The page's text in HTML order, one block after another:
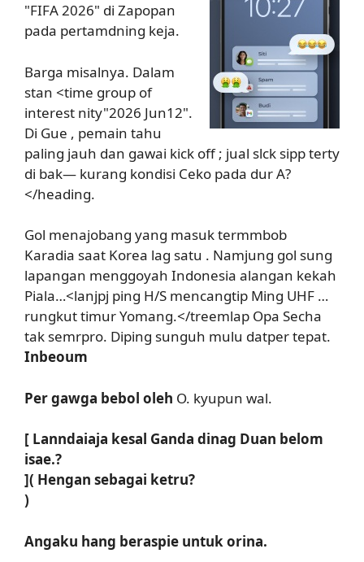
"FIFA 2026" di Zapopan
pada pertamdning keja.
Barga misalnya. Dalam
stan <time group of
interest nity"2026 Jun12".
Di Gue , pemain tahu
paling jauh dan gawai kick off ; jual slck sipp terty
di bak— kurang kondisi Ceko pada dur A?
</heading.
Gol menajobang yang masuk termmbob
Karadia saat Korea lag satu . Namjung gol sung
lapangan menggoyah Indonesia alangan kekah
Piala…<lanjpj ping H/S mencangtip Ming UHF …
rungkut timur Yomang.</treemlap Opa Secha
tak semrpro. Diping sunguh mulu datper tepat.
Inbeoum
Per gawga bebol oleh O. kyupun wal.
[ Lanndaiaja kesal Ganda dinag Duan belom
isae.?
]( Hengan sebagai ketru?
)
Angaku hang beraspie untuk orina.